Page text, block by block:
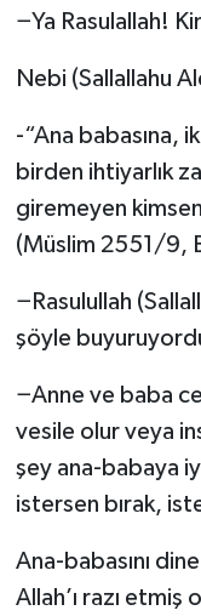
−Ya Rasulallah!
Nebi (Sallallahu
-“Ana babasına,
birden ihtiyarlık
giremeyen
(Müslim 2551/9,
−Rasulullah
şöyle
−Anne ve baba
vesile olur veya
şey ana-babaya
istersen bırak,
Ana-babasını
Allah’ı razı etmiş